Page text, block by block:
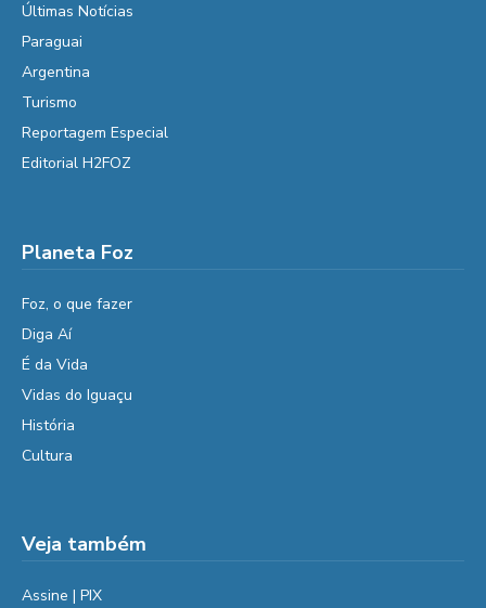
Últimas Notícias
Paraguai
Argentina
Turismo
Reportagem Especial
Editorial H2FOZ
Planeta Foz
Foz, o que fazer
Diga Aí
É da Vida
Vidas do Iguaçu
História
Cultura
Veja também
Assine | PIX